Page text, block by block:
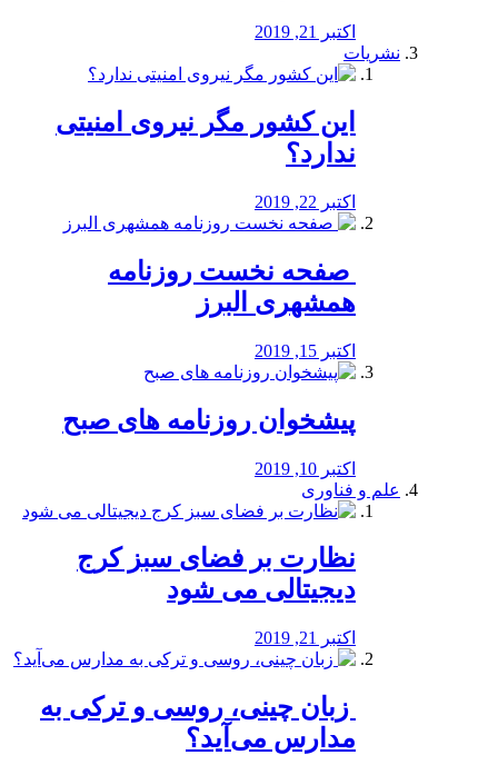
اکتبر 21, 2019
نشریات
این کشور مگر نیروی امنیتی
ندارد؟
اکتبر 22, 2019
️ صفحه نخست روزنامه‌
همشهری البرز
اکتبر 15, 2019
پیشخوان روزنامه های صبح
اکتبر 10, 2019
علم و فناوری
نظارت بر فضای سبز کرج
دیجیتالی می شود
اکتبر 21, 2019
️ زبان چینی، روسی و ترکی به
مدارس می‌آید؟